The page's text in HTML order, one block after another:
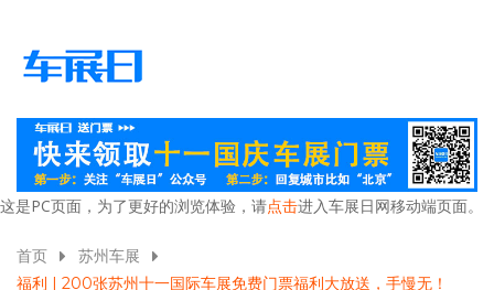
这是PC页面，为了更好的浏览体验，请点击进入车展日网移动端页面。
首页
苏州车展
福利 | 200张苏州十一国际车展免费门票福利大放送，手慢无！